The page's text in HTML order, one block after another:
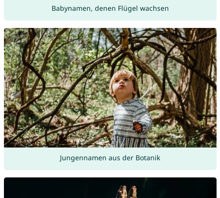
Babynamen, denen Flügel wachsen
Jungennamen aus der Botanik